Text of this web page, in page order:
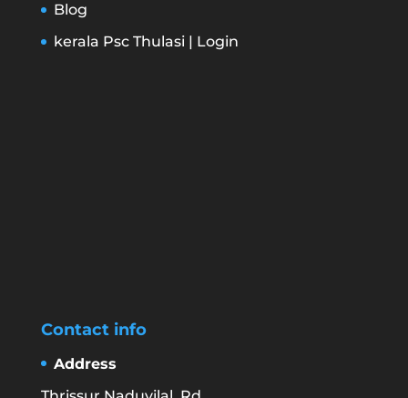
Blog
kerala Psc Thulasi | Login
Contact info
Address